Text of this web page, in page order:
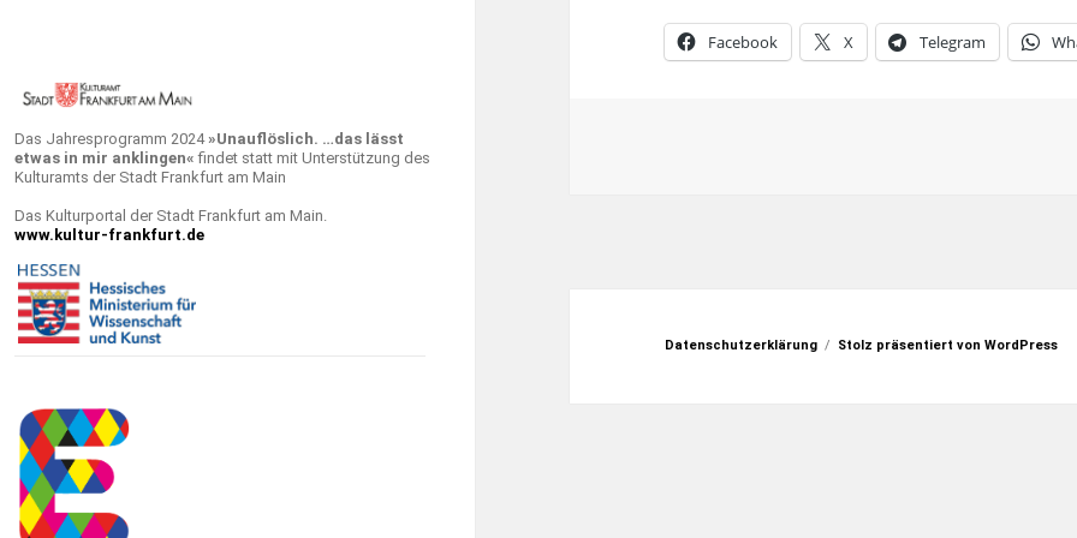
Das Jahresprogramm 2024»Unauflöslich. …das lässt
etwas in mir anklingen« findet statt mit Unterstützung des
Kulturamts der Stadt Frankfurt am Main
Das Kulturportal der Stadt Frankfurt am Main.
www.kultur-frankfurt.de
Facebook X Telegram
Datenschutzerklärung Stolz präsentiert von WordPress